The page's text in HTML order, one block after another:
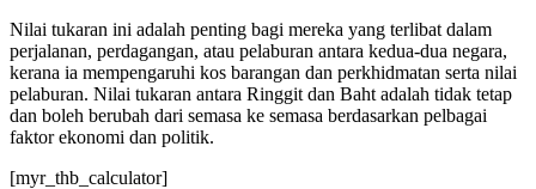
Nilai tukaran ini adalah penting bagi mereka yang terlibat dalam
perjalanan, perdagangan, atau pelaburan antara kedua-dua negara,
kerana ia mempengaruhi kos barangan dan perkhidmatan serta nilai
pelaburan. Nilai tukaran antara Ringgit dan Baht adalah tidak tetap
dan boleh berubah dari semasa ke semasa berdasarkan pelbagai
faktor ekonomi dan politik.
[myr_thb_calculator]